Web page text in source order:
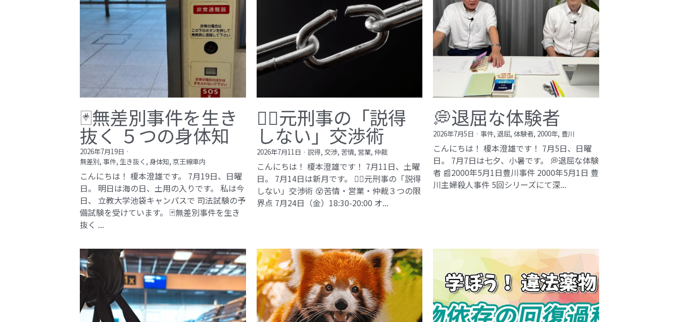
🃏無差別事件を生き
抜く ５つの身体知
2026年7月19日 ·
無差別, 事件, 生き抜く, 身体知, 京王線車内
こんにちは！ 榎本澄雄です。 7月19日、日曜
日。 明日は海の日、土用の入りです。 私は今
日、 立教大学池袋キャンパスで 司法試験の予
備試験を受けています。 🃏無差別事件を生き
抜く ...
🙅‍♂️元刑事の「説得
しない」交渉術
2026年7月11日 · 説得, 交渉, 苦情, 営業, 仲裁
こんにちは！ 榎本澄雄です！ 7月11日、土曜
日。 7月14日は新月です。 🙅‍♂️元刑事の「説得
しない」交渉術 😵苦情・営業・仲裁３つの限
界点 7月24日（金）18:30-20:00 オ...
💭退屈な体験者
2026年7月5日 · 事件, 退屈, 体験者, 2000年, 豊川
こんにちは！ 榎本澄雄です！ 7月5日、日曜
日。 7月7日は七夕、小暑です。 💭退屈な体験
者 📰2000年5月1日豊川事件​ 2000年5月1日 豊
川主婦殺人事件 5回シリーズにて深...